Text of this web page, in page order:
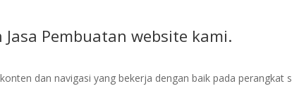
Pembuatan website kami.
dan navigasi yang bekerja dengan baik pada